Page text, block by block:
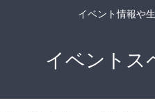
イベント情報や
イベントス